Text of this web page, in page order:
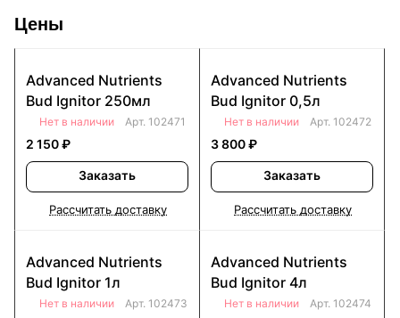
Цены
Advanced Nutrients
Bud Ignitor 250мл
Нет в наличии Арт. 102471
2 150 ₽
Заказать
Рассчитать доставку
Advanced Nutrients
Bud Ignitor 0,5л
Нет в наличии Арт. 102472
3 800 ₽
Заказать
Рассчитать доставку
Advanced Nutrients
Bud Ignitor 1л
Нет в наличии Арт. 102473
Advanced Nutrients
Bud Ignitor 4л
Нет в наличии Арт. 102474